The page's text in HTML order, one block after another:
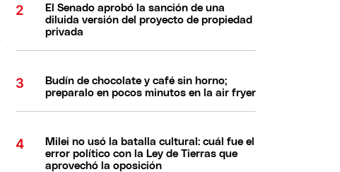
El Senado aprobó la sanción de una
diluida versión del proyecto de propiedad
privada
Budín de chocolate y café sin horno;
preparalo en pocos minutos en la air fryer
Milei no usó la batalla cultural: cuál fue el
error político con la Ley de Tierras que
aprovechó la oposición